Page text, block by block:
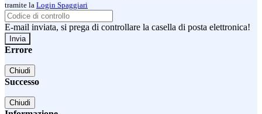
tramite la Login Spaggiari
E-mail inviata, si prega di controllare la casella di posta elettronica!
Errore
Chiudi
Successo
Chiudi